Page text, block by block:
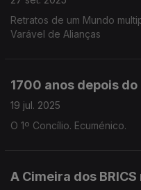
Retratos de um Mundo
Varável de Alianças
1700 anos depois
19 jul. 2025
O 1º Concílio. Ecuménico.
A Cimeira dos BRICS